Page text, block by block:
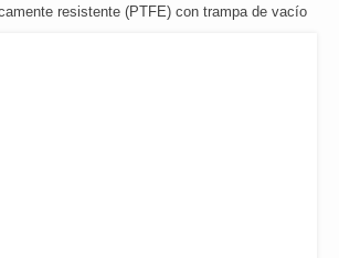
resistente (PTFE) con trampa de vacío